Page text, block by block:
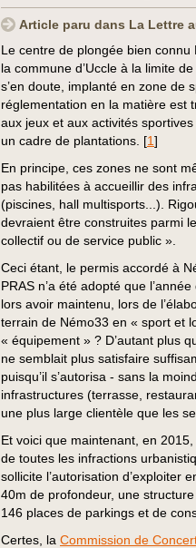
Article paru dans La Lettre
Le centre de plongée bien
la commune d’Uccle à la limite
s’en doute, implanté en zone de
réglementation en la matière est
aux jeux et aux activités
un cadre de plantations. [1]
En principe, ces zones ne sont
pas habilitées à accueillir des
(piscines, hall multisports...).
devraient être construites parmi
collectif ou de service public ».
Ceci étant, le permis accordé à
PRAS n’a été adopté que
lors avoir maintenu, lors de
terrain de Némo33 en « sport et
« équipement » ? D’autant plus
ne semblait plus satisfaire
puisqu’il s’autorisa - sans la
infrastructures (terrasse,
une plus large clientèle que les
Et voici que maintenant, en
de toutes les infractions
sollicite l’autorisation d’exploiter
40m de profondeur, une
146 places de parkings et de
Certes, la Commission de